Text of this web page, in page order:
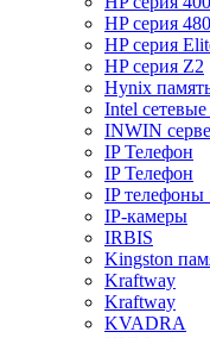
HP серия 480
HP серия
HP серия Z2
Hynix
Intel
INWIN
IP Телефон
IP Телефон
IP телефоны
IP-камеры
IRBIS
Kingston
Kraftway
Kraftway
KVADRA